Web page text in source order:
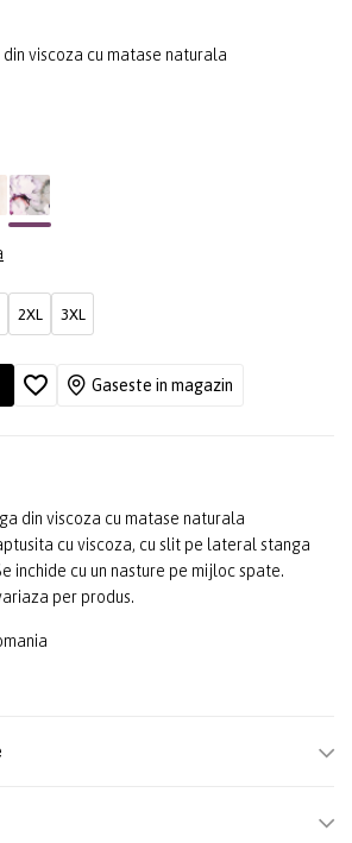
viscoza cu matase naturala
2XL 3XL
Gaseste in magazin
din viscoza cu matase naturala
cu viscoza, cu slit pe lateral stanga
inchide cu un nasture pe mijloc spate.
per produs.